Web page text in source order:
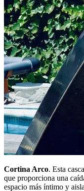
Cortina Arco. Esta
que proporciona una
espacio más íntimo y